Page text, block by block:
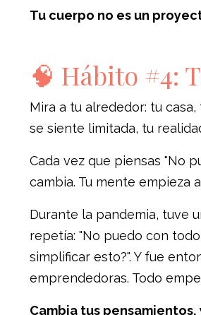
Tu cuerpo no es un
🧠 Hábito #4:
Mira a tu alrededor: tu
se siente limitada, tu
Cada vez que piensas "No
cambia. Tu mente empieza
Durante la pandemia, tuve
repetía: "No puedo con
simplificar esto?". Y fue
emprendedoras. Todo
Cambia tus